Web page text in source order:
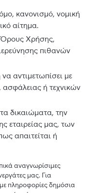
κανονισμό, νομική
αίτημα.
Όρους Χρήσης,
πιθανών
αντιμετωπίσει με
ή τεχνικών
δικαιώματα, την
εταιρείας μας, των
απαιτείται ή
αναγνωρίσιμες
μας. Για
πληροφορίες δημόσια